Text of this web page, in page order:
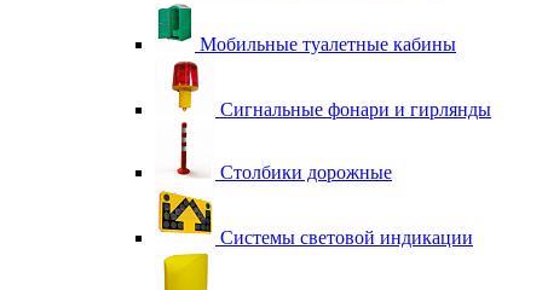
Мобильные туалетные кабины
Сигнальные фонари и гирлянды
Столбики дорожные
Системы световой индикации